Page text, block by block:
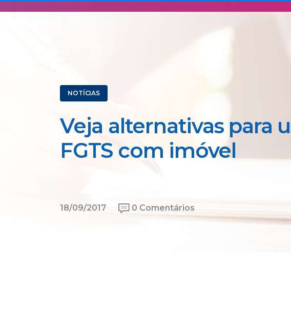
NOTÍCIAS
Veja alternativas para
FGTS com imóvel
18/09/2017 0 Comentários